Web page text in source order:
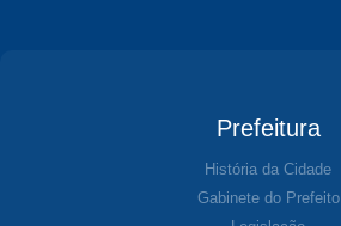
Prefeitura
História da Cidade
Gabinete do Prefeito